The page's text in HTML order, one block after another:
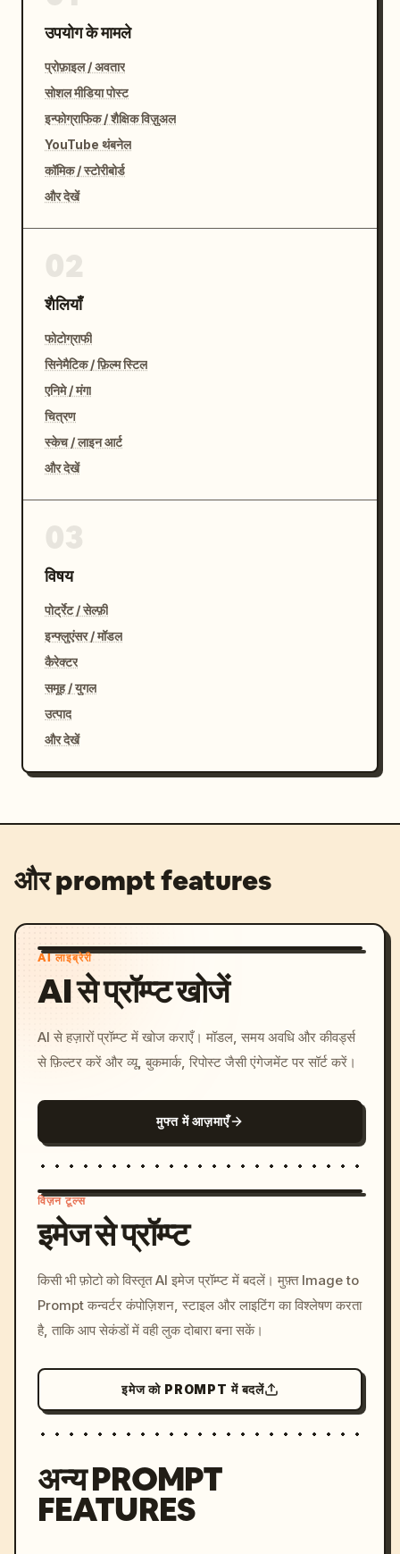
उपयोग के मामले
प्रोफ़ाइल / अवतार
सोशल मीडिया पोस्ट
इन्फोग्राफिक / शैक्षिक विज़ुअल
YouTube थंबनेल
कॉमिक / स्टोरीबोर्ड
और देखें
शैलियाँ
फोटोग्राफी
सिनेमैटिक / फ़िल्म स्टिल
एनिमे / मंगा
चित्रण
स्केच / लाइन आर्ट
और देखें
विषय
पोर्ट्रेट / सेल्फ़ी
इन्फ्लुएंसर / मॉडल
कैरेक्टर
समूह / युगल
उत्पाद
और देखें
और prompt features
AI लाइब्रेरी
AI से प्रॉम्प्ट खोजें
AI से हज़ारों प्रॉम्प्ट में खोज कराएँ। मॉडल, समय अवधि और कीवर्ड्स
से फ़िल्टर करें और व्यू, बुकमार्क, रिपोस्ट जैसी एंगेजमेंट पर सॉर्ट करें।
मुफ्त में आज़माएँ
c, cyberpunk sunset, neon
colors, 8k --v 6.0
विज़न टूल्स
इमेज से प्रॉम्प्ट
किसी भी फ़ोटो को विस्तृत AI इमेज प्रॉम्प्ट में बदलें। मुफ़्त Image to
Prompt कन्वर्टर कंपोज़िशन, स्टाइल और लाइटिंग का विश्लेषण करता
है, ताकि आप सेकंडों में वही लुक दोबारा बना सकें।
इमेज को PROMPT में बदलें
अन्य PROMPT
FEATURES